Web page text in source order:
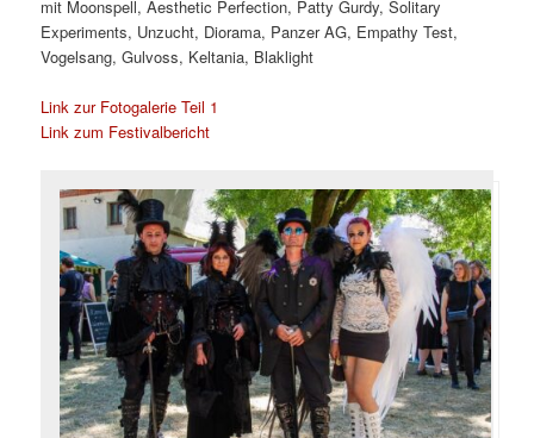
mit Moonspell, Aesthetic Perfection, Patty Gurdy, Solitary
Experiments, Unzucht, Diorama, Panzer AG, Empathy Test,
Vogelsang, Gulvoss, Keltania, Blaklight
Link zur Fotogalerie Teil 1
Link zum Festivalbericht